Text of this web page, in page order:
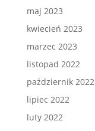
maj 2023
kwiecień 2023
marzec 2023
listopad 2022
październik 2022
lipiec 2022
luty 2022